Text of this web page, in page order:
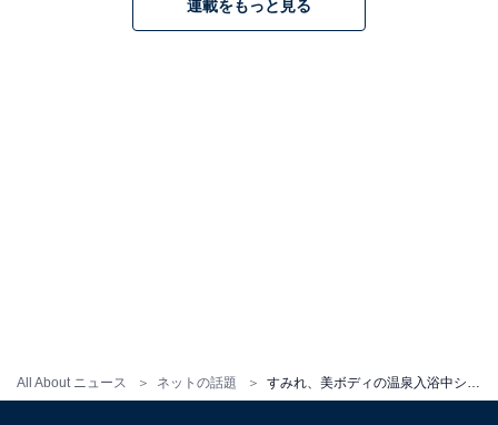
All About ニュース ネットの話題 すみれ、美ボディの温泉入浴中ショットを公開「気持ち良さそう」「見惚れちゃいます」
連載をもっと見る